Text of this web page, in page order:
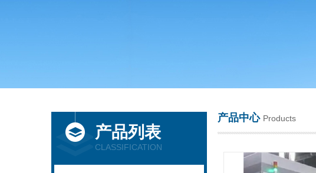
产品列表
CLASSIFICATION
产品中心 Products